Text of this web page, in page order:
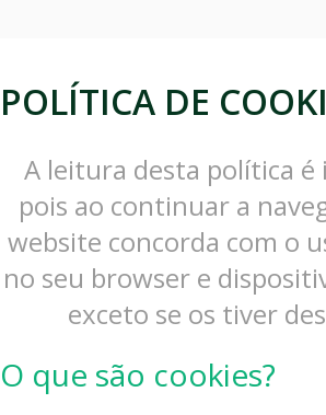
POLÍTICA DE
A leitura desta política
pois ao continuar a
website concorda com o
no seu browser e
exceto se os tiver
O que são cookies?